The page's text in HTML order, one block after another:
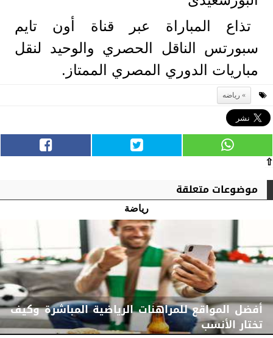
تذاع المباراة عبر قناة أون تايم
سبورتس الناقل الحصري والوحيد لنقل
مباريات الدوري المصري الممتاز.
رياضه
⇧
موضوعات متعلقة
رياضة
أفضل المواقع للمراهنات الرياضية المباشرة وكيف
تختار الأنسب